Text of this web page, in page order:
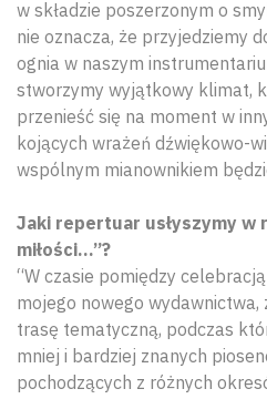
w składzie poszerzonym o
nie oznacza, że przyjedziemy
ognia w naszym
stworzymy wyjątkowy klimat,
przenieść się na moment w
kojących wrażeń dźwiękowo-
wspólnym mianownikiem
Jaki repertuar usłyszymy w
miłości…”?
“W czasie pomiędzy
mojego nowego wydawnictwa,
trasę tematyczną, podczas
mniej i bardziej znanych
pochodzących z różnych